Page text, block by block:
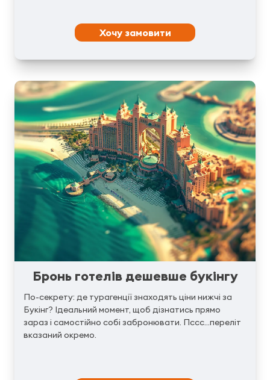
Хочу замовити
Бронь готелів дешевше букінгу
По-секрету: де турагенції знаходять ціни нижчі за
Букінг? Ідеальний момент, щоб дізнатись прямо
зараз і самостійно собі забронювати. Пссс...переліт
вказаний окремо.